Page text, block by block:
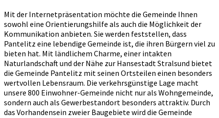
Mit der Internetpräsentation möchte die Gemeinde Ihnen
sowohl eine Orientierungshilfe als auch die Möglichkeit der
Kommunikation anbieten. Sie werden feststellen, dass
Pantelitz eine lebendige Gemeinde ist, die ihren Bürgern viel zu
bieten hat. Mit ländlichem Charme, einer intakten
Naturlandschaft und der Nähe zur Hansestadt Stralsund bietet
die Gemeinde Pantelitz mit seinen Ortsteilen einen besonders
wertvollen Lebensraum. Die verkehrsgünstige Lage macht
unsere 800 Einwohner-Gemeinde nicht nur als Wohngemeinde,
sondern auch als Gewerbestandort besonders attraktiv. Durch
das Vorhandensein zweier Baugebiete wird die Gemeinde